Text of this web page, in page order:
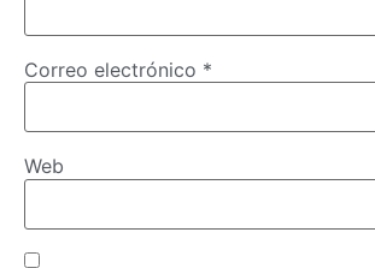
Correo electrónico *
Web